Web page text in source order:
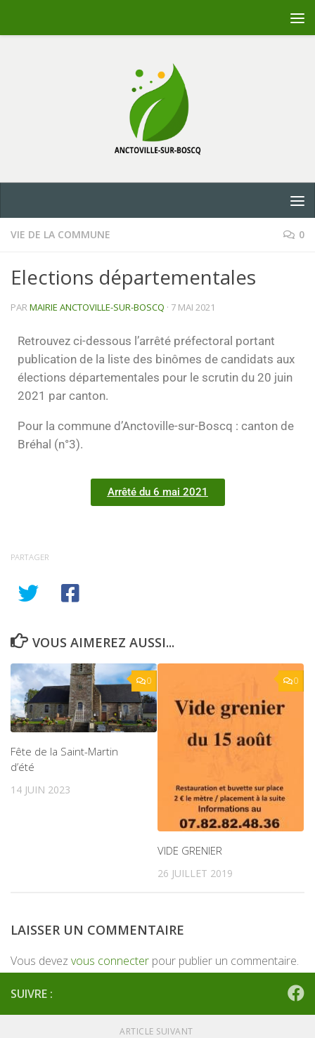
VIE DE LA COMMUNE 0
Elections départementales
PARMAIRIE ANCTOVILLE-SUR-BOSCQ · 7 MAI 2021
Retrouvez ci-dessous l’arrêté préfectoral portant
publication de la liste des binômes de candidats aux
élections départementales pour le scrutin du 20 juin
2021 par canton.
Pour la commune d’Anctoville-sur-Boscq : canton de
Bréhal (n°3).
Arrêté du 6 mai 2021
PARTAGER
VOUS AIMEREZ AUSSI...
0
Fête de la Saint-Martin
d’été
14 JUIN 2023
0
VIDE GRENIER
26 JUILLET 2019
LAISSER UN COMMENTAIRE
Vous devez vous connecter pour publier un commentaire.
SUIVRE :
ARTICLE SUIVANT